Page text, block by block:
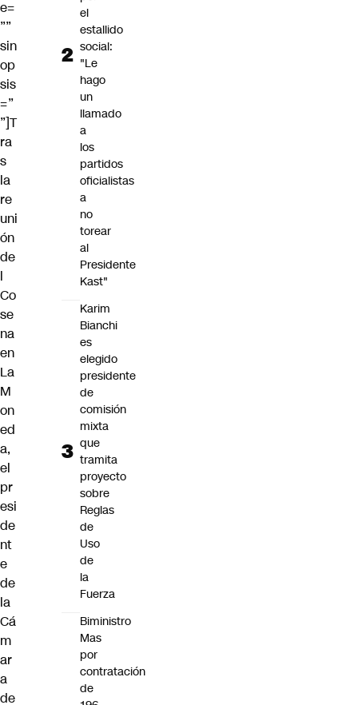
e=
””
sin
op
sis
=”
”]T
ra
s
la
re
uni
ón
de
l
Co
se
na
en
La
M
on
ed
a,
el
pr
esi
de
nt
e
de
la
Cá
m
ar
a
de
el
estallido
social:
"Le
hago
un
llamado
a
los
partidos
oficialistas
a
no
torear
al
Presidente
Kast"
Karim
Bianchi
es
elegido
presidente
de
comisión
mixta
que
tramita
proyecto
sobre
Reglas
de
Uso
de
la
Fuerza
Biministro
Mas
por
contratación
de